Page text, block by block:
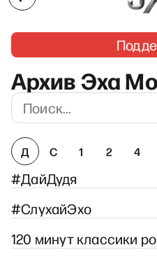
Архив Эха
Д С 1 2 4
#ДайДудя
#СлухайЭхо
120 минут классики